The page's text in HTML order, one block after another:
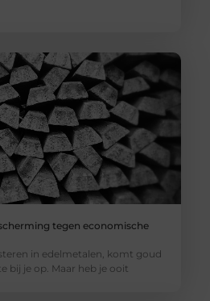
tegen economische
in edelmetalen, komt goud
bij je op. Maar heb je ooit